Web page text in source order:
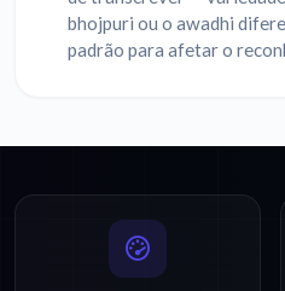
bhojpuri ou o awadhi
padrão para afetar o